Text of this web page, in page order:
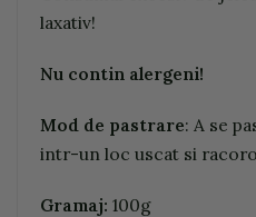
laxativ!
Nu contin alergeni!
Mod de pastrare: A se
intr-un loc uscat si
Gramaj: 100g